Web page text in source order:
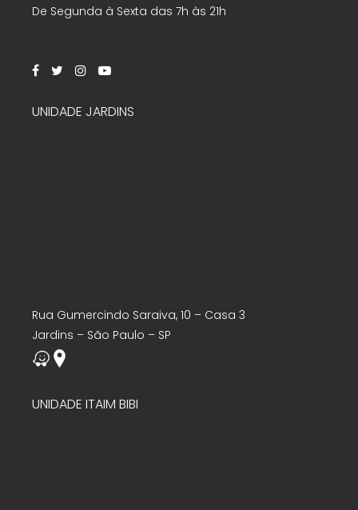
De Segunda à Sexta das 7h às 21h
UNIDADE JARDINS
Rua Gumercindo Saraiva, 10 – Casa 3
Jardins – São Paulo – SP
UNIDADE ITAIM BIBI